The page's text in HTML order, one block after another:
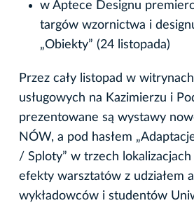
w Aptece Designu
targów wzornictwa i
„Obiekty” (24 listopada)
Przez cały listopad w
usługowych na Kazimierzu i
prezentowane są wystawy
NÓW, a pod hasłem
/ Sploty” w trzech lokalizacjach
efekty warsztatów z udziałem
wykładowców i studentów